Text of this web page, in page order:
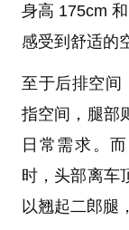
身高 175cm
感受到舒适的
至于后排空间
指空间，腿部
日常需求。
时，头部离车
以翘起二郎腿